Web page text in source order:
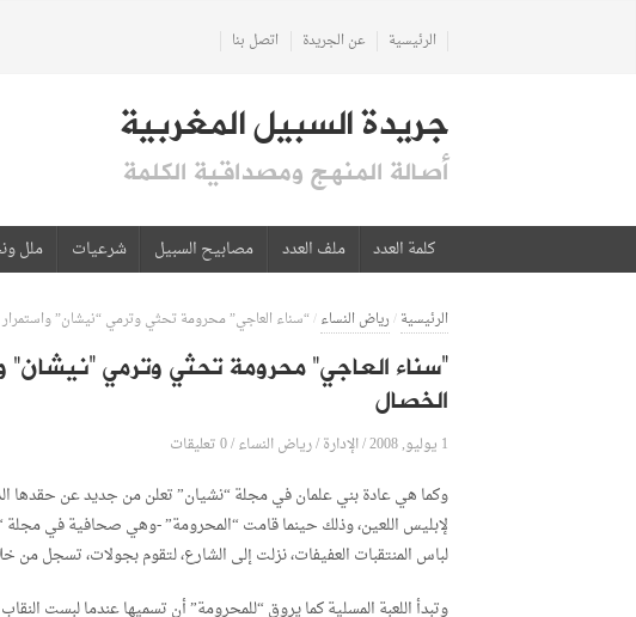
الرئيسية عن الجريدة اتصل بنا
جريدة السبيل المغربية
أصالة المنهج ومصداقية الكلمة
كلمة العدد ملف العدد مصابيح السبيل شرعيات ملل
الرئيسية/رياض النساء/“سناء العاجي” محرومة تحثي وترمي “نيشان” واستمرار
“سناء العاجي” محرومة تحثي وترمي “نيشان”
الخصال
1 يوليو, 2008 /الإدارة/رياض النساء/0 تعليقات
وكما هي عادة بني علمان في مجلة “نشيان” تعلن من جديد عن حقدها
لإبليس اللعين، وذلك حينما قامت “المحرومة” -وهي صحافية في مجلة
لباس المنتقبات العفيفات، نزلت إلى الشارع، لتقوم بجولات، تسجل من
وتبدأ اللعبة المسلية كما يروق “للمحرومة” أن تسميها عندما لبست